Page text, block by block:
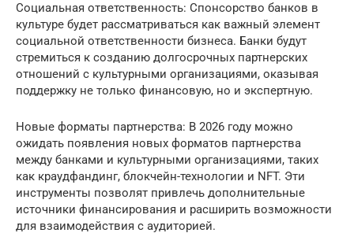
Социальная ответственность: Спонсорство банков в
культуре будет рассматриваться как важный элемент
социальной ответственности бизнеса. Банки будут
стремиться к созданию долгосрочных партнерских
отношений с культурными организациями, оказывая
поддержку не только финансовую, но и экспертную.
Новые форматы партнерства: В 2026 году можно
ожидать появления новых форматов партнерства
между банками и культурными организациями, таких
как краудфандинг, блокчейн-технологии и NFT. Эти
инструменты позволят привлечь дополнительные
источники финансирования и расширить возможности
для взаимодействия с аудиторией.